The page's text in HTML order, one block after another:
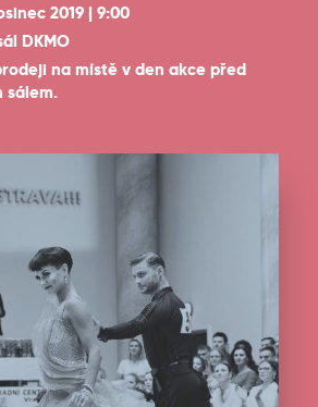
2019 | 9:00
DKMO
na místě v den akce před
sálem.